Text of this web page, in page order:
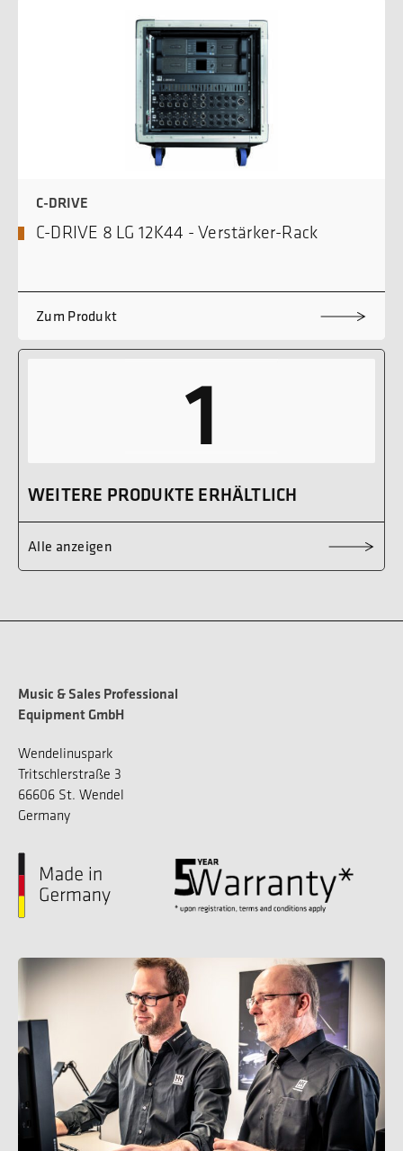
C-DRIVE
C-DRIVE 8 LG 12K44 - Verstärker-Rack
Zum Produkt
1
WEITERE PRODUKTE ERHÄLTLICH
Alle anzeigen
Music & Sales Professional
Equipment GmbH
Wendelinuspark
Tritschlerstraße 3
66606 St. Wendel
Germany